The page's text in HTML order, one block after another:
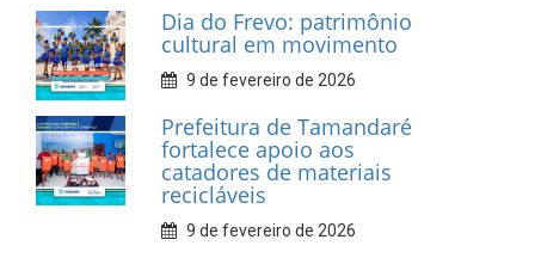
INFORMATIVOS